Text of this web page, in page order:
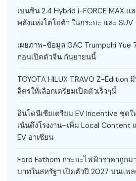
เบนซิน 2.4 Hybrid i-FORCE MAX แ
พลังแห่งโตโยต้า ในกระบะ และ SUV
เผยภาพ-ข้อมูล GAC Trumpchi Yue
ก่อนเปิดตัวจีน กันยายนนี้
TOYOTA HILUX TRAVO Z-Edition
ลิตรให้เลือกเตรียมเปิดตัวเร็วๆนี้
อินโดนีเซียเตรียม EV Incentive ชุด
เน้นดึงโรงงาน–เพิ่ม Local Content
EV อาเซียน
Ford Fathom กระบะไฟฟ้าราคาถูกม
บาทในสหรัฐฯ เปิดตัวปี 2027 บนแพ